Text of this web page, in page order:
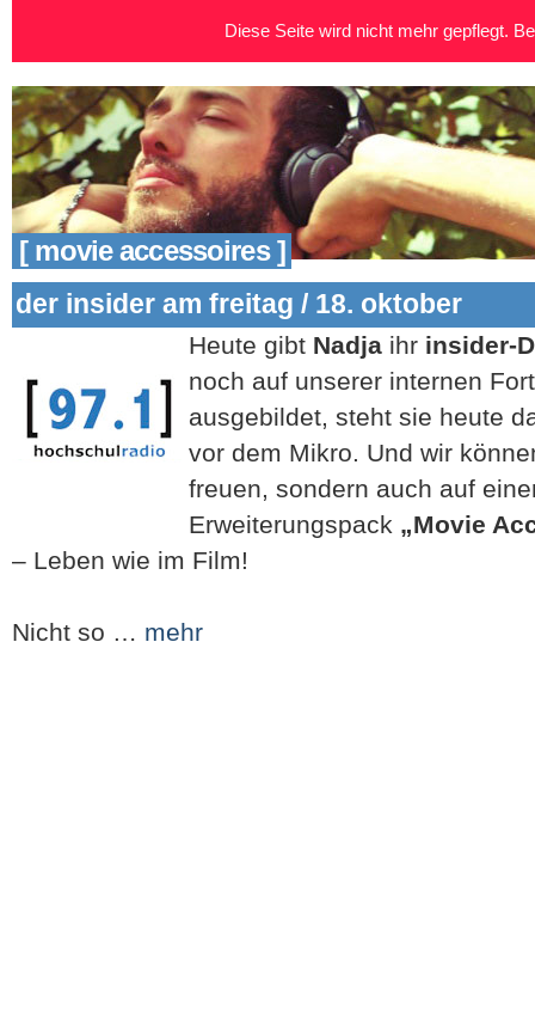
[ movie accessoires ]
der insider am freitag / 18. oktober
Heute gibt Nadja ihr insider-
noch auf unserer internen
ausgebildet, steht sie heute
vor dem Mikro. Und wir
freuen, sondern auch auf
Erweiterungspack „Movie
– Leben wie im Film!
Nicht so … mehr
Diese Seite wird nicht mehr gepflegt.